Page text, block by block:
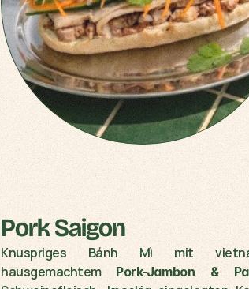
Knuspriges Bánh Mì mit
hausgemachtem Pork-Jambon &